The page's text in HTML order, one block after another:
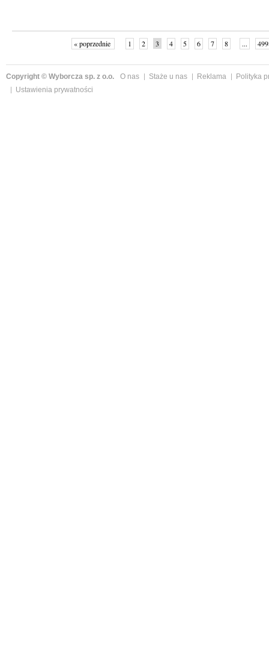
« poprzednie 1 2 3 4 5 6 7 8 ...
Copyright © Wyborcza sp. z o.o. O nas Staże u nas Reklama
Polityka
Ustawienia prywatności